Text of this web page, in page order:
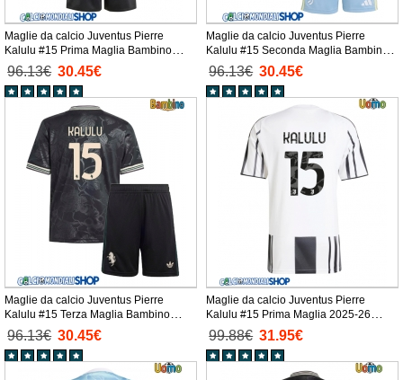
Maglie da calcio Juventus Pierre
Kalulu #15 Prima Maglia Bambino
2025-26 Manica Corta + Pantaloni
corti)
96.13€ 30.45€
Maglie da calcio Juventus Pierre
Kalulu #15 Seconda Maglia Bambino
2025-26 Manica Corta + Pantaloni
corti)
96.13€ 30.45€
Maglie da calcio Juventus Pierre
Kalulu #15 Terza Maglia Bambino
2025-26 Manica Corta + Pantaloni
corti)
96.13€ 30.45€
Maglie da calcio Juventus Pierre
Kalulu #15 Prima Maglia 2025-26
Manica Corta
99.88€ 31.95€